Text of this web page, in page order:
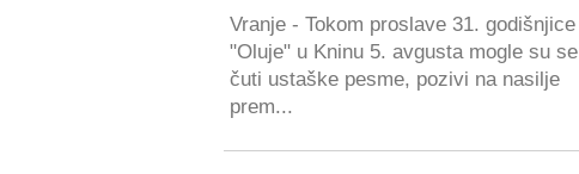
Vranje - Tokom proslave 31. godišnjice
"Oluje" u Kninu 5. avgusta mogle su se
čuti ustaške pesme, pozivi na nasilje
prem...